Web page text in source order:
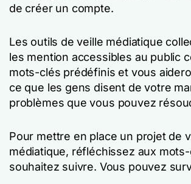
de créer un compte.
Les outils de veille médiatique
les mention accessibles au public
mots-clés prédéfinis et vous
ce que les gens disent de votre
problèmes que vous pouvez
Pour mettre en place un projet de
médiatique, réfléchissez aux
souhaitez suivre. Vous pouvez